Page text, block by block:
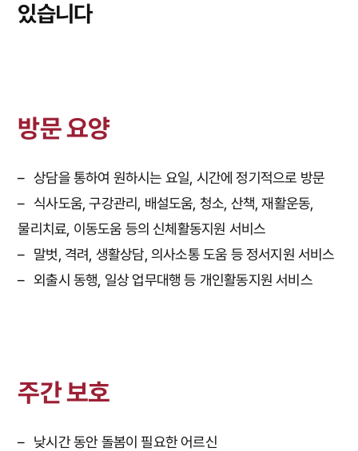
있습니다
방문 요양
– 상담을 통하여 원하시는 요일, 시간에 정기적으로 방문
– 식사도움, 구강관리, 배설도움, 청소, 산책, 재활운동,
물리치료, 이동도움 등의 신체활동지원 서비스
– 말벗, 격려, 생활상담, 의사소통 도움 등 정서지원 서비스
– 외출시 동행, 일상 업무대행 등 개인활동지원 서비스
주간 보호
– 낮시간 동안 돌봄이 필요한 어르신